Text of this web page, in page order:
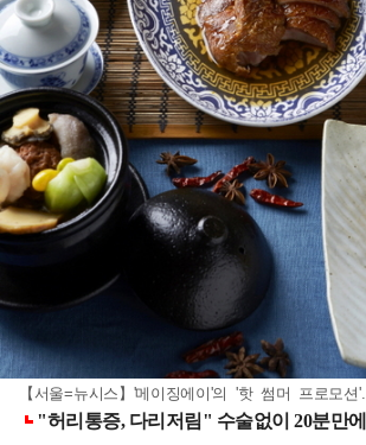
【서울=뉴시스】'메이징에이'의 '핫 썸머 프로모션'.